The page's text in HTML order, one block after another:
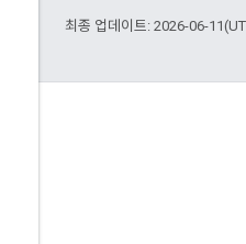
최종 업데이트: 2026-06-